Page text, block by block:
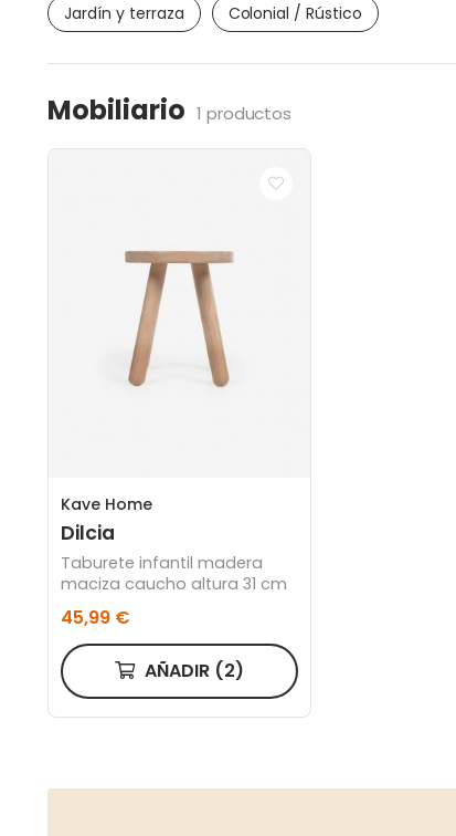
Jardín y terraza Colonial / Rústico
Mobiliario 1 productos
Kave Home
Dilcia
Taburete infantil madera
maciza caucho altura 31 cm
45,99 €
AÑADIR (2)